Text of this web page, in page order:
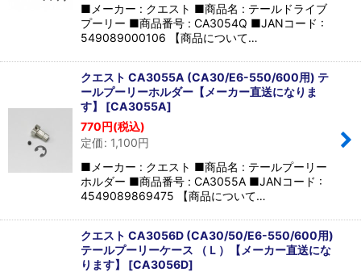
■メーカー : クエスト ■商品名 : テールドライブ
プーリー ■商品番号 : CA3054Q ■JANコード :
549089000106 【商品について…
クエスト CA3055A (CA30/E6-550/600用) テ
ールプーリーホルダー【メーカー直送になりま
す】
[CA3055A]
770円(税込)
定価: 1,100円
■メーカー : クエスト ■商品名 : テールプーリー
ホルダー ■商品番号 : CA3055A ■JANコード :
4549089869475 【商品について…
クエスト CA3056D (CA30/50/E6-550/600用)
テールプーリーケース （Ｌ）【メーカー直送にな
ります】 [CA3056D]